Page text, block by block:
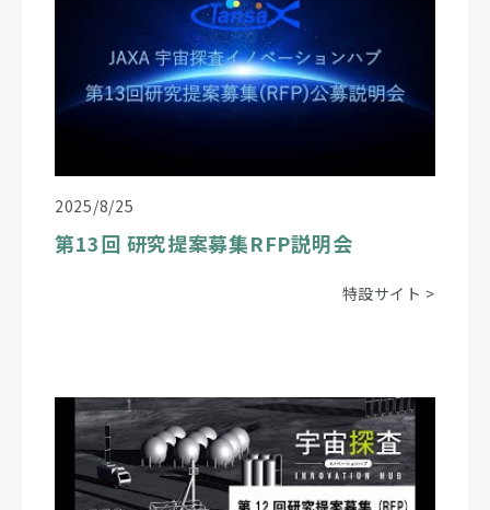
2025/8/25
第13回 研究提案募集RFP説明会
特設サイト >